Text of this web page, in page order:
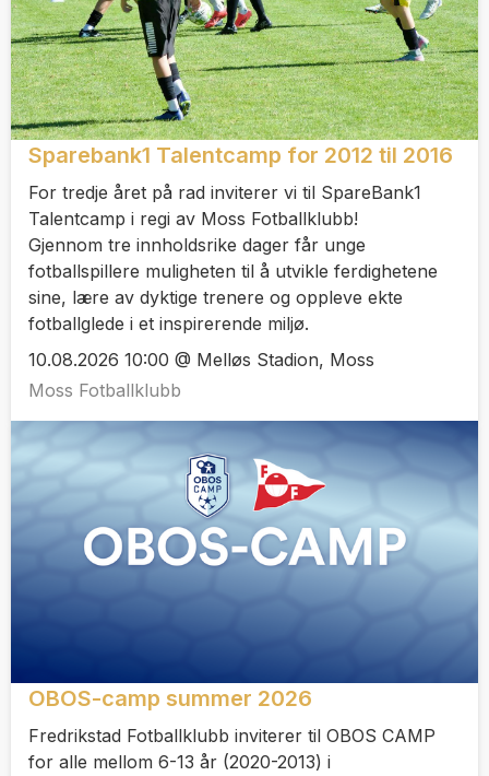
Sparebank1 Talentcamp for 2012 til 2016
For tredje året på rad inviterer vi til SpareBank1
Talentcamp i regi av Moss Fotballklubb!
Gjennom tre innholdsrike dager får unge
fotballspillere muligheten til å utvikle ferdighetene
sine, lære av dyktige trenere og oppleve ekte
fotballglede i et inspirerende miljø.
10.08.2026 10:00 @ Melløs Stadion, Moss
Moss Fotballklubb
OBOS-camp summer 2026
Fredrikstad Fotballklubb inviterer til OBOS CAMP
for alle mellom 6-13 år (2020-2013) i